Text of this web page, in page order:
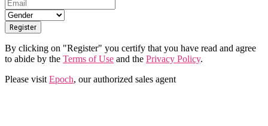
By clicking on "Register" you certify that you have read and agree
to abide by the Terms of Use and the Privacy Policy.
Please visit Epoch, our authorized sales agent